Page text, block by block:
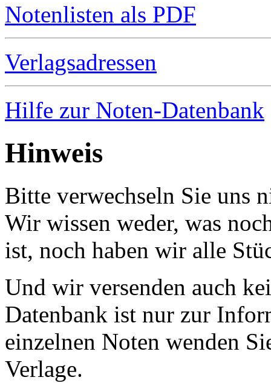
Notenlisten als PDF
Verlagsadressen
Hilfe zur Noten-Datenbank
Hinweis
Bitte verwechseln Sie uns
Wir wissen weder, was
ist, noch haben wir alle
Und wir versenden auch
Datenbank ist nur zur
einzelnen Noten wenden
Verlage.